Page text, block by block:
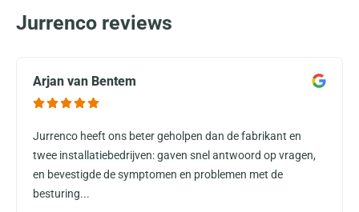
Jurrenco reviews
Arjan van Bentem
Jurrenco heeft ons beter geholpen dan de fabrikant en
twee installatiebedrijven: gaven snel antwoord op vragen,
en bevestigde de symptomen en problemen met de
besturing...